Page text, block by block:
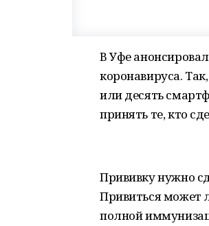
В Уфе
коронавируса.
или десять
принять те, кто
Прививку нужно
Привиться может
полной